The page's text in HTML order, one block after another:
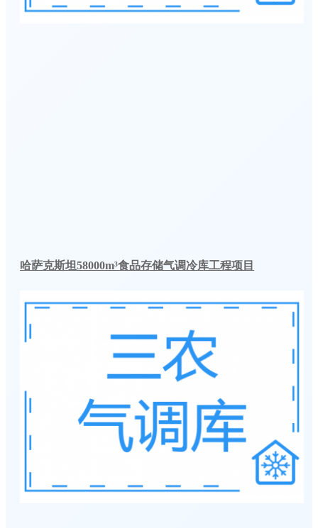
哈萨克斯坦58000m³食品存储气调冷库工程项目